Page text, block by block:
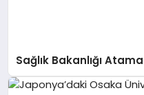
Sağlık Bakanlığı